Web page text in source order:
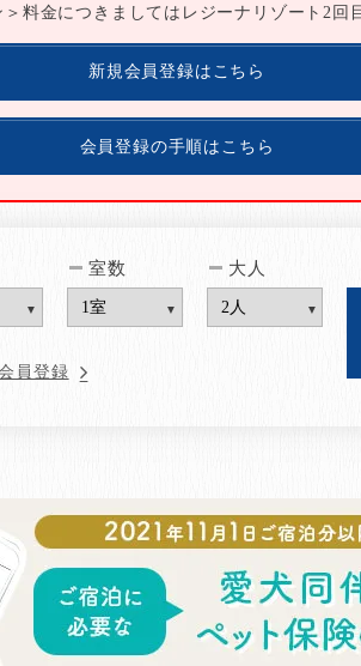
＞料金につきましてはレジーナリゾート2回
新規会員登録はこちら
会員登録の手順はこちら
室数 大人
員登録